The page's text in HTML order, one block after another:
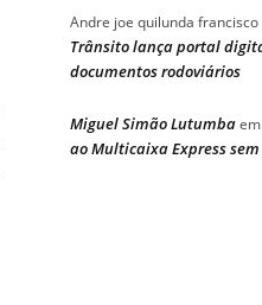
Andre joe quilunda francisco
Trânsito lança portal
documentos rodoviários
Miguel Simão Lutumba
ao Multicaixa Express sem